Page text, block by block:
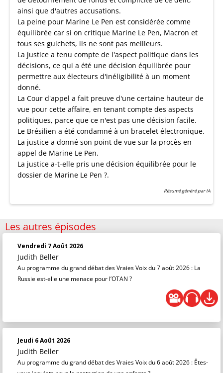
ainsi que d'autres accusations.
La peine pour Marine Le Pen est considérée comme
équilibrée car si on critique Marine Le Pen, Macron et
tous ses guichets, ils ne sont pas meilleurs.
La justice a tenu compte de l'aspect politique dans les
décisions, ce qui a été une décision équilibrée pour
permettre aux électeurs d'inéligibilité à un moment
donné.
La Cour d'appel a fait preuve d'une certaine hauteur de
vue pour cette affaire, en tenant compte des aspects
politiques, parce que ce n'est pas une décision facile.
Le Brésilien a été condamné à un bracelet électronique.
La justice a donné son point de vue sur la procès en
appel de Marine Le Pen.
La justice a-t-elle pris une décision équilibrée pour le
dossier de Marine Le Pen ?.
Résumé généré par IA
Les autres épisodes
Vendredi 7 Août 2026
Judith Beller
Au programme du grand débat des Vraies Voix du 7 août 2026 : La
Russie est-elle une menace pour l’OTAN ?
Jeudi 6 Août 2026
Judith Beller
Au programme du grand débat des Vraies Voix du 6 août 2026 : Êtes-